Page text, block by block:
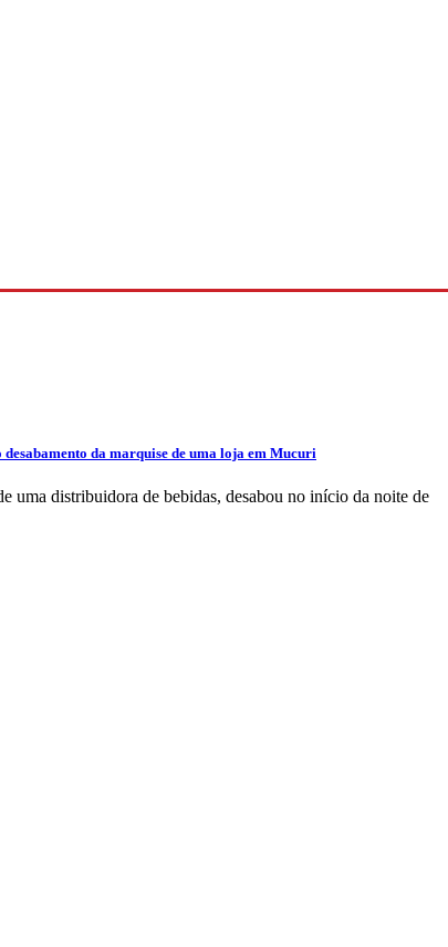
da marquise de uma loja em Mucuri
uma distribuidora de bebidas, desabou no início da noite de